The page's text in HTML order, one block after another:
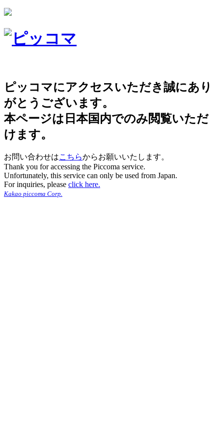
ピッコマにアクセスいただき誠にあり
がとうございます。
本ページは日本国内でのみ閲覧いただ
けます。
お問い合わせはこちらからお願いいたします。
Thank you for accessing the Piccoma service.
Unfortunately, this service can only be used from Japan.
For inquiries, please click here.
Kakao piccoma Corp.